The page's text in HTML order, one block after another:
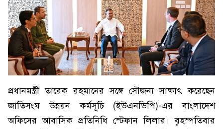
প্রধানমন্ত্রী তারেক রহমানের সঙ্গে সৌজন্য সাক্ষাৎ করেছেন
জাতিসংঘ উন্নয়ন কর্মসূচি (ইউএনডিপি)-এর বাংলাদেশ
অফিসের আবাসিক প্রতিনিধি স্টেফান লিলার। বৃহস্পতিবার